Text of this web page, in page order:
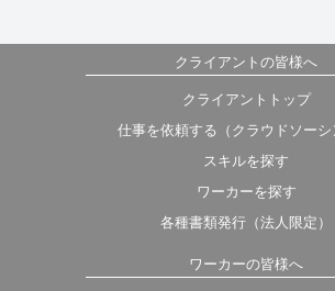
クライアントの皆様へ
クライアントトップ
仕事を依頼する（クラウドソーシ
スキルを探す
ワーカーを探す
各種書類発行（法人限定）
ワーカーの皆様へ